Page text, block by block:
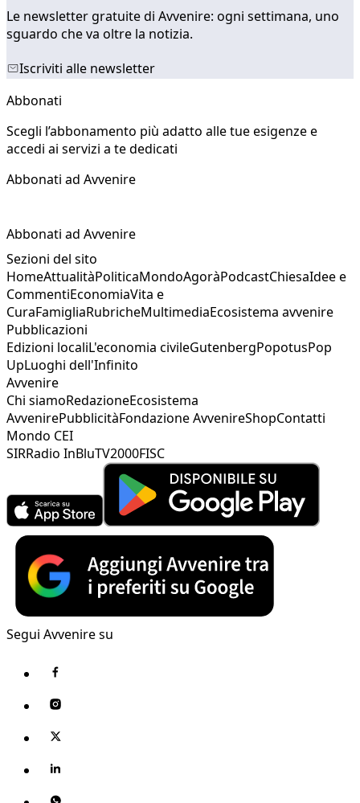
Le newsletter gratuite di Avvenire: ogni settimana, uno
sguardo che va oltre la notizia.
Iscriviti alle newsletter
Abbonati
Scegli l’abbonamento più adatto alle tue esigenze e
accedi ai servizi a te dedicati
Abbonati ad Avvenire
Abbonati ad Avvenire
Sezioni del sito
HomeAttualitàPoliticaMondoAgoràPodcastChiesaIdee e
CommentiEconomiaVita e
CuraFamigliaRubricheMultimediaEcosistema avvenire
Pubblicazioni
Edizioni localiL'economia civileGutenbergPopotusPop
UpLuoghi dell'Infinito
Avvenire
Chi siamoRedazioneEcosistema
AvvenirePubblicitàFondazione AvvenireShopContatti
Mondo CEI
SIRRadio InBluTV2000FISC
Segui Avvenire su